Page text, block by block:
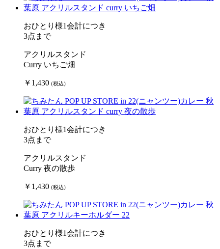
おひとり様1会計につき
3点まで
アクリルスタンド
Curry いちご畑
￥1,430 (税込)
おひとり様1会計につき
3点まで
アクリルスタンド
Curry 夜の散歩
￥1,430 (税込)
おひとり様1会計につき
3点まで